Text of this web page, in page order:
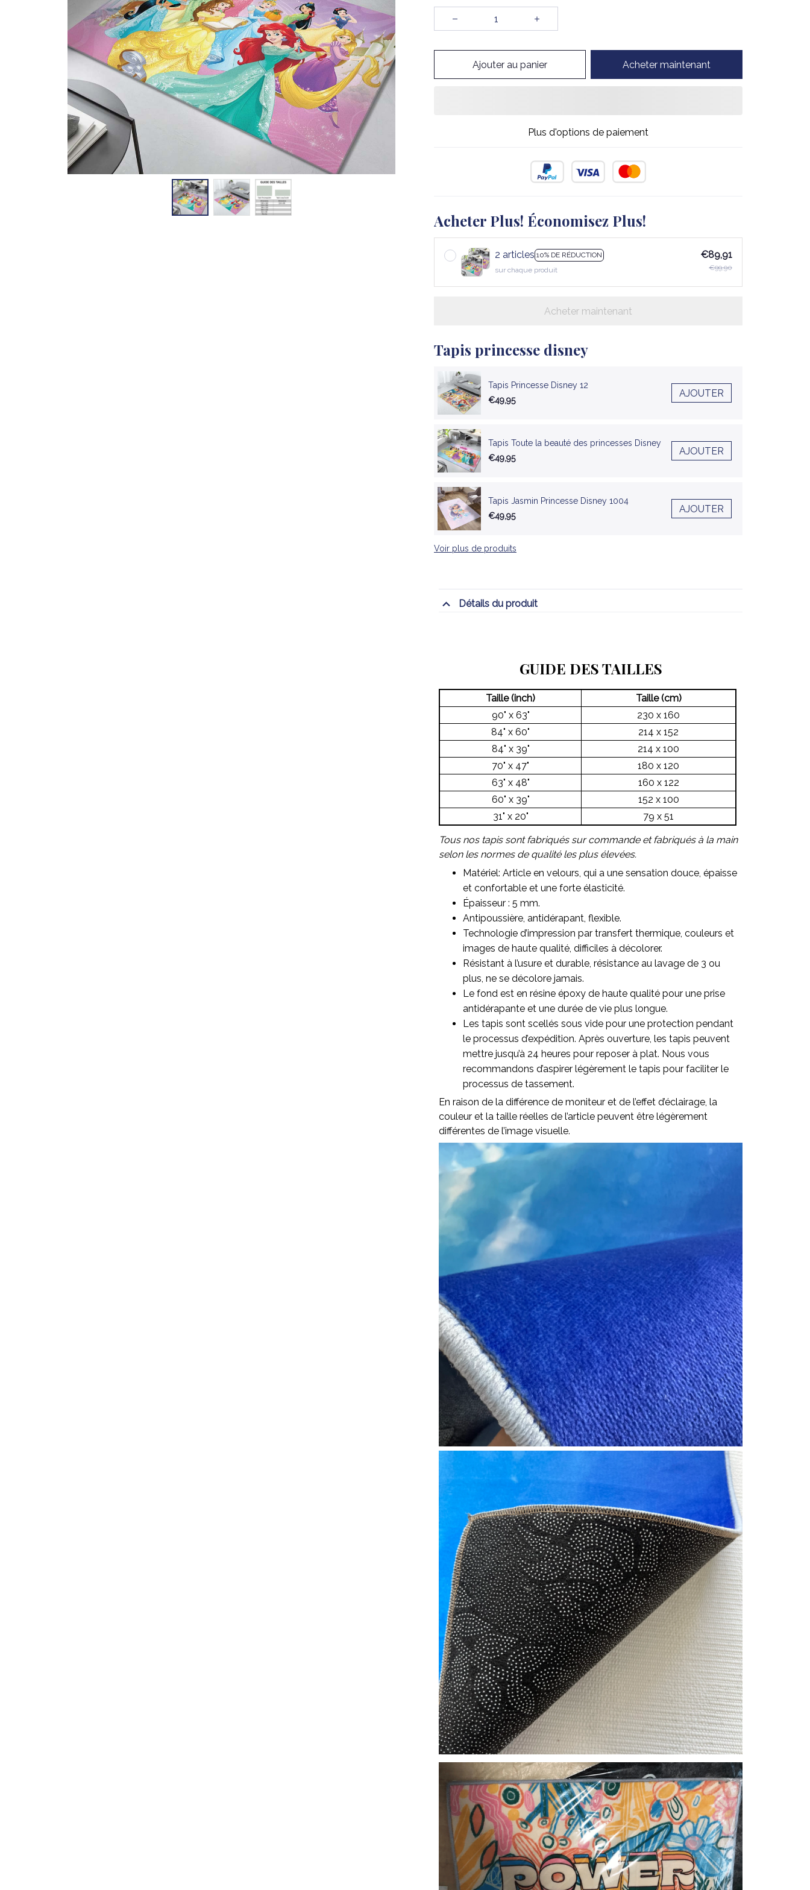
Ajouter au panier Acheter maintenant
Plus d'options de paiement
Acheter Plus! Économisez Plus!
2 articles 10% DE RÉDUCTION
sur chaque produit
€89,91
€99,90
Acheter maintenant
Tapis princesse disney
Tapis Princesse Disney 12
€49,95
AJOUTER
Tapis Toute la beauté des princesses Disney
€49,95
AJOUTER
Tapis Jasmin Princesse Disney 1004
€49,95
AJOUTER
Voir plus de produits
Détails du produit
GUIDE DES TAILLES
Taille (inch)
Taille (cm)
90" x 63"
230 x 160
84" x 60"
214 x 152
84" x 39"
214 x 100
70" x 47"
180 x 120
63" x 48"
160 x 122
60" x 39"
152 x 100
31" x 20"
79 x 51
Tous nos tapis sont fabriqués sur commande et fabriqués à la main
selon les normes de qualité les plus élevées.
Matériel: Article en velours, qui a une sensation douce, épaisse
et confortable et une forte élasticité.
Épaisseur : 5 mm.
Antipoussière, antidérapant, flexible.
Technologie d’impression par transfert thermique, couleurs et
images de haute qualité, difficiles à décolorer.
Résistant à l’usure et durable, résistance au lavage de 3 ou
plus, ne se décolore jamais.
Le fond est en résine époxy de haute qualité pour une prise
antidérapante et une durée de vie plus longue.
Les tapis sont scellés sous vide pour une protection pendant
le processus d’expédition. Après ouverture, les tapis peuvent
mettre jusqu’à 24 heures pour reposer à plat. Nous vous
recommandons d’aspirer légèrement le tapis pour faciliter le
processus de tassement.
En raison de la différence de moniteur et de l’effet d’éclairage, la
couleur et la taille réelles de l’article peuvent être légèrement
différentes de l’image visuelle.